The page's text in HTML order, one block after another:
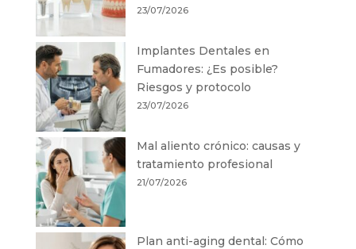
23/07/2026
Implantes Dentales en
Fumadores: ¿Es posible?
Riesgos y protocolo
23/07/2026
Mal aliento crónico: causas y
tratamiento profesional
21/07/2026
Plan anti-aging dental: Cómo